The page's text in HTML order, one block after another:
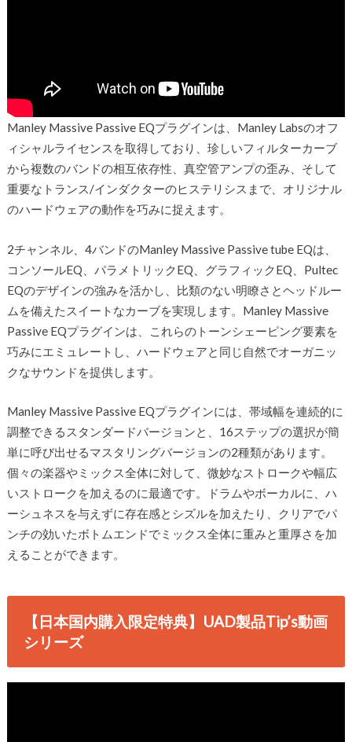
Manley Massive Passive EQプラグインは、Manley Labsのオフ
ィシャルライセンスを取得しており、珍しいフィルターカーブ
から複数のバンドの相互依存性、真空管アンプの歪み、そして
重要なトランス/インダクターのヒステリシスまで、オリジナル
のハードウェアの動作を巧みに捉えます。
2チャンネル、4バンドのManley Massive Passive tube EQは、
コンソールEQ、パラメトリックEQ、グラフィックEQ、Pultec
EQのデザインの強みを活かし、比類のない明瞭さとヘッドルー
ムを備えたスイートなカーブを実現します。Manley Massive
Passive EQプラグインは、これらのトーンシェーピング要素を
巧みにエミュレートし、ハードウェアと同じ自然でオーガニッ
クなサウンドを提供します。
Manley Massive Passive EQプラグインには、帯域幅を連続的に
調整できるスタンダードバージョンと、16ステップの選択が簡
単に呼び出せるマスタリングバージョンの2種類があります。
個々の楽器やミックス全体に対して、微妙なストロークや幅広
いストロークを加えるのに最適です。ドラムやボーカルに、ハ
ーシュネスを与えずに存在感とシズルを加えたり、クリアでパ
ンチの効いたボトムエンドでミックス全体に重みと重厚さを加
えることができます。
【日本国内購入限定特典】UAD製品Tip’s動画
シリーズ